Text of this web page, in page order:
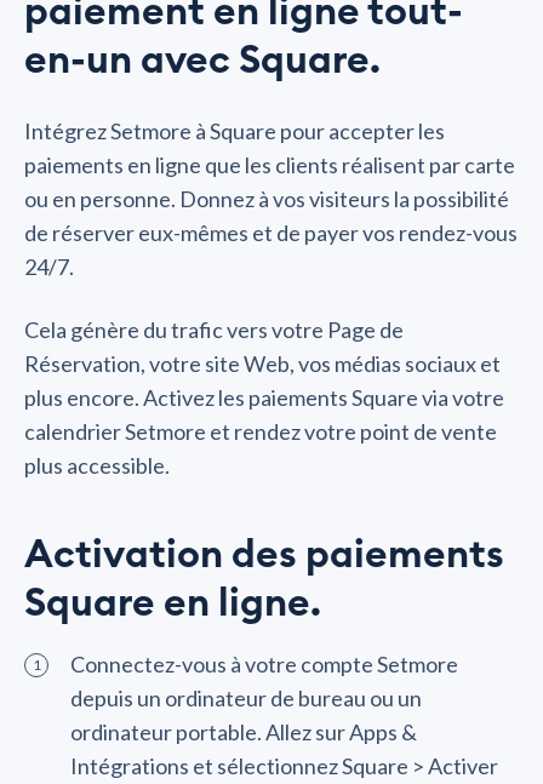
paiement en ligne tout-
en-un avec Square.
Intégrez Setmore à Square pour accepter les
paiements en ligne que les clients réalisent par carte
ou en personne. Donnez à vos visiteurs la possibilité
de réserver eux-mêmes et de payer vos rendez-vous
24/7.
Cela génère du trafic vers votre Page de
Réservation, votre site Web, vos médias sociaux et
plus encore. Activez les paiements Square via votre
calendrier Setmore et rendez votre point de vente
plus accessible.
Activation des paiements
Square en ligne.
Connectez-vous à votre compte Setmore
depuis un ordinateur de bureau ou un
ordinateur portable. Allez sur Apps &
Intégrations et sélectionnez Square > Activer